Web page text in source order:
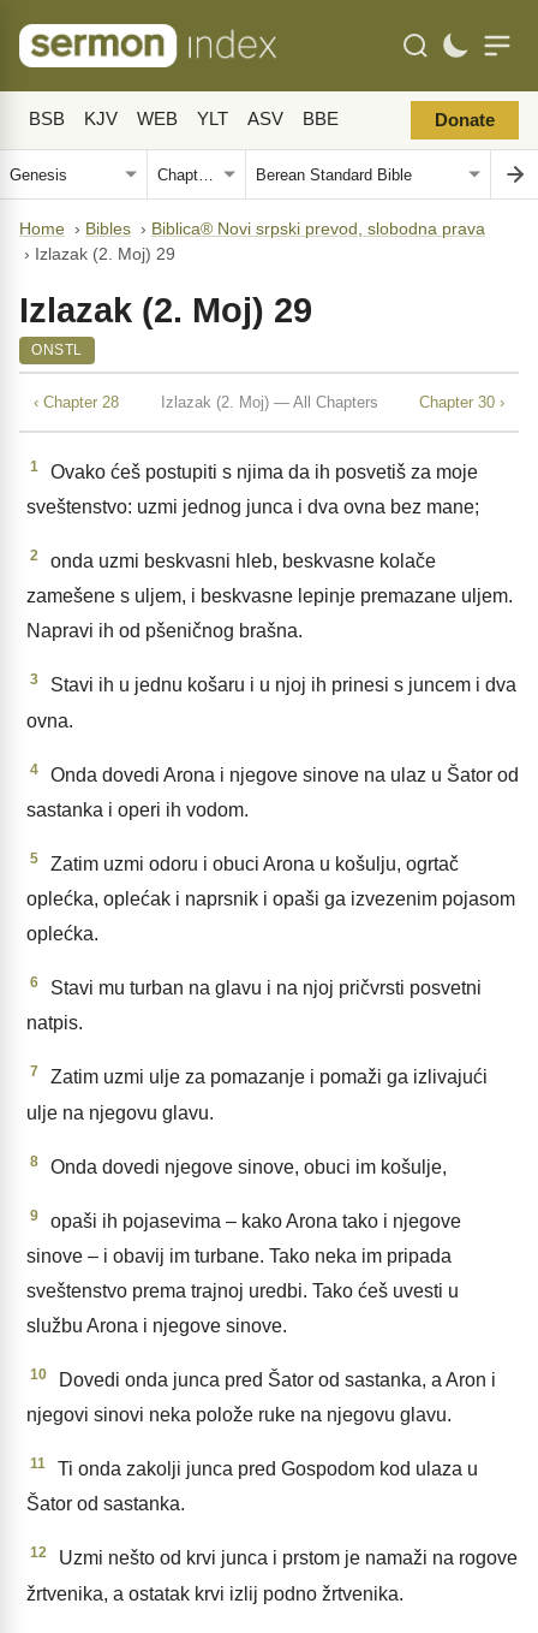
BSB KJV WEB YLT ASV BBE Donate
Home › Bibles › Biblica® Novi srpski prevod, slobodna prava
› Izlazak (2. Moj) 29
Izlazak (2. Moj) 29
ONSTL
‹ Chapter 28 Izlazak (2. Moj) — All Chapters Chapter 30 ›
1
Ovako ćeš postupiti s njima da ih posvetiš za moje
sveštenstvo: uzmi jednog junca i dva ovna bez mane;
2
onda uzmi beskvasni hleb, beskvasne kolače
zamešene s uljem, i beskvasne lepinje premazane uljem.
Napravi ih od pšeničnog brašna.
3
Stavi ih u jednu košaru i u njoj ih prinesi s juncem i dva
ovna.
4
Onda dovedi Arona i njegove sinove na ulaz u Šator od
sastanka i operi ih vodom.
5
Zatim uzmi odoru i obuci Arona u košulju, ogrtač
oplećka, oplećak i naprsnik i opaši ga izvezenim pojasom
oplećka.
6
Stavi mu turban na glavu i na njoj pričvrsti posvetni
natpis.
7
Zatim uzmi ulje za pomazanje i pomaži ga izlivajući
ulje na njegovu glavu.
8 Onda dovedi njegove sinove, obuci im košulje,
9
opaši ih pojasevima – kako Arona tako i njegove
sinove – i obavij im turbane. Tako neka im pripada
sveštenstvo prema trajnoj uredbi. Tako ćeš uvesti u
službu Arona i njegove sinove.
10
Dovedi onda junca pred Šator od sastanka, a Aron i
njegovi sinovi neka polože ruke na njegovu glavu.
11
Ti onda zakolji junca pred Gospodom kod ulaza u
Šator od sastanka.
12
Uzmi nešto od krvi junca i prstom je namaži na rogove
žrtvenika, a ostatak krvi izlij podno žrtvenika.